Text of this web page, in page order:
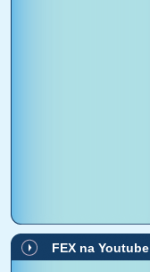
FEX na Youtube